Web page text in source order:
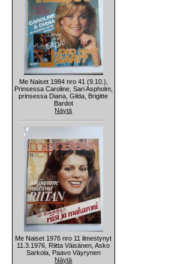
Me Naiset 1984 nro 41 (9.10.),
Prinsessa Caroline, Sari Aspholm,
prinsessa Diana, Gilda, Brigitte
Bardot
Näytä
Me Naiset 1976 nro 11 ilmestynyt
11.3.1976, Riitta Väisänen, Asko
Sarkola, Paavo Väyrynen
Näytä